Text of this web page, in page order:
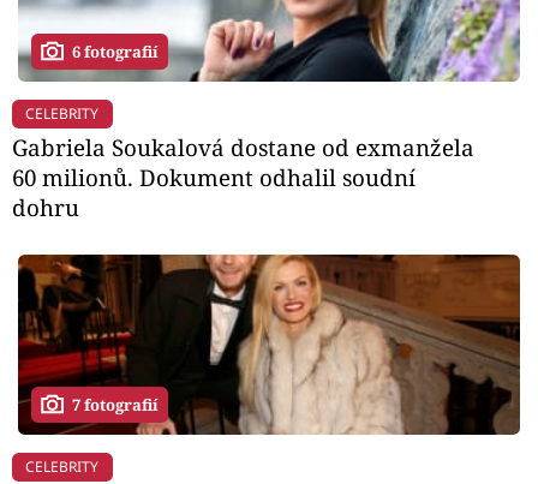
6 fotografií
CELEBRITY
Gabriela Soukalová dostane od exmanžela
60 milionů. Dokument odhalil soudní
dohru
7 fotografií
CELEBRITY